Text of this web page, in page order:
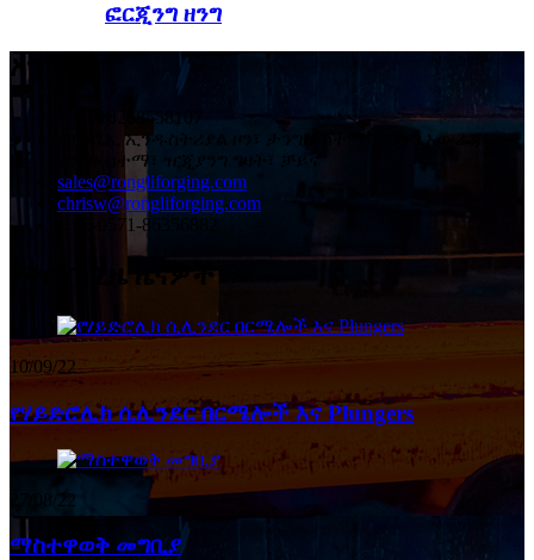
ፎርጂንግ ዘንግ
አግኙን።
+ 86-18268558107
የታንቤኢ ኢንዱስትሪያል ዞን፣ ታንግኪ ከተማ፣ ዩሀንግ አውራጃ፣
ሃንግዙ ከተማ፣ ዢጂያንግ ግዛት፣ ቻይና
sales@rongliforging.com
chrisw@rongliforging.com
+ 86-0571-86356882
የቅርብ ጊዜ ዜናዎች
10/09/22
የሃይድሮሊክ ሲሊንደር በርሜሎች እና Plungers
27/08/22
ማስተዋወቅ መግቢያ